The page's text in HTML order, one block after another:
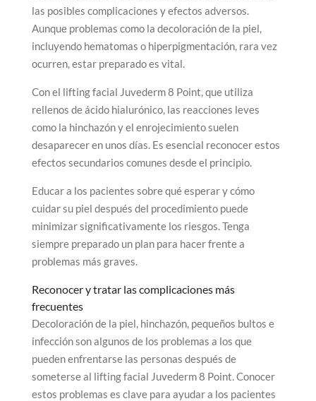
las posibles complicaciones y efectos adversos.
Aunque problemas como la decoloración de la piel,
incluyendo hematomas o hiperpigmentación, rara vez
ocurren, estar preparado es vital.
Con el lifting facial Juvederm 8 Point, que utiliza
rellenos de ácido hialurónico, las reacciones leves
como la hinchazón y el enrojecimiento suelen
desaparecer en unos días. Es esencial reconocer estos
efectos secundarios comunes desde el principio.
Educar a los pacientes sobre qué esperar y cómo
cuidar su piel después del procedimiento puede
minimizar significativamente los riesgos. Tenga
siempre preparado un plan para hacer frente a
problemas más graves.
Reconocer y tratar las complicaciones más
frecuentes
Decoloración de la piel, hinchazón, pequeños bultos e
infección son algunos de los problemas a los que
pueden enfrentarse las personas después de
someterse al lifting facial Juvederm 8 Point. Conocer
estos problemas es clave para ayudar a los pacientes